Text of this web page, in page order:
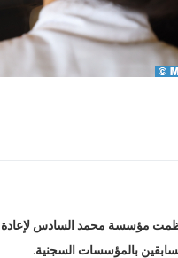
مؤسسة محمد السادس لإعادة
بالمؤسسات السجنية.